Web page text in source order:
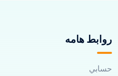
روابط هامه
حسابي